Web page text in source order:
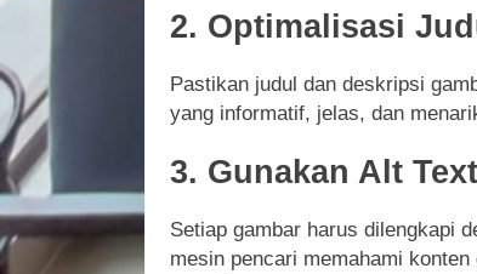
2. Optimalisasi
Pastikan judul dan deskripsi
yang informatif, jelas, dan
3. Gunakan Alt
Setiap gambar harus dilengkapi
mesin pencari memahami